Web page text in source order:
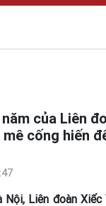
của Liên
cống hiến
Nội, Liên đoàn